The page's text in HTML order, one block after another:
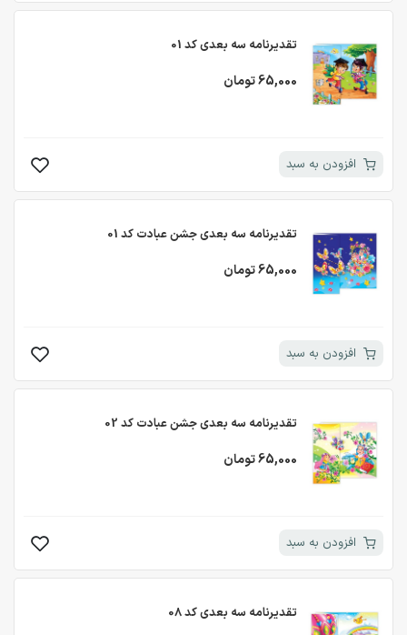
تقدیرنامه سه بعدی کد 01
65,000 تومان
افزودن به سبد
تقدیرنامه سه بعدی جشن عبادت کد 01
65,000 تومان
افزودن به سبد
تقدیرنامه سه بعدی جشن عبادت کد 02
65,000 تومان
افزودن به سبد
تقدیرنامه سه بعدی کد 08